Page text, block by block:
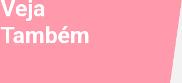
Veja
Também